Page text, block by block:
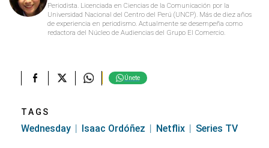
Periodista. Licenciada en Ciencias de la Comunicación por la
Universidad Nacional del Centro del Perú (UNCP). Más de diez años
de experiencia en periodismo. Actualmente se desempeña como
redactora del Núcleo de Audiencias del Grupo El Comercio.
Únete
TAGS
Wednesday Isaac Ordóñez Netflix Series TV